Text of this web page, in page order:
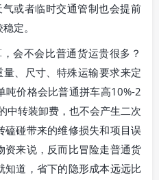
或者临时交通管制也会提前
定。
会不会比普通货运贵很多？
、尺寸、特殊运输要求来定
吨价格会比普通拼车高10%-2
中转装卸费，也不会产生二次
磕碰带来的维修损失和项目误
资来说，反而比冒险走普通货
道，省下的隐形成本远远比